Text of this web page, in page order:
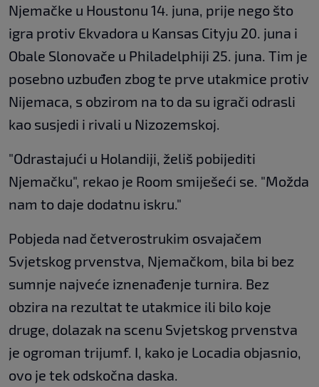
Njemačke u Houstonu 14. juna, prije nego što
igra protiv Ekvadora u Kansas Cityju 20. juna i
Obale Slonovače u Philadelphiji 25. juna. Tim je
posebno uzbuđen zbog te prve utakmice protiv
Nijemaca, s obzirom na to da su igrači odrasli
kao susjedi i rivali u Nizozemskoj.
"Odrastajući u Holandiji, želiš pobijediti
Njemačku", rekao je Room smiješeći se. "Možda
nam to daje dodatnu iskru."
Pobjeda nad četverostrukim osvajačem
Svjetskog prvenstva, Njemačkom, bila bi bez
sumnje najveće iznenađenje turnira. Bez
obzira na rezultat te utakmice ili bilo koje
druge, dolazak na scenu Svjetskog prvenstva
je ogroman trijumf. I, kako je Locadia objasnio,
ovo je tek odskočna daska.